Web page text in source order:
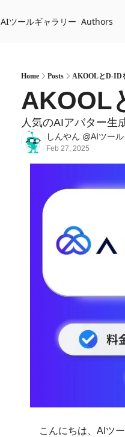
AIツールギャラリー Authors
Home Posts AKOOLとD-ID
AKOOL
人気のAIアバター生
しんやん @AIツー
Feb 27, 2025
こんにちは、AIツ